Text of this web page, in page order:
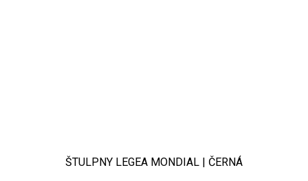
ŠTULPNY LEGEA MONDIAL | ČERNÁ